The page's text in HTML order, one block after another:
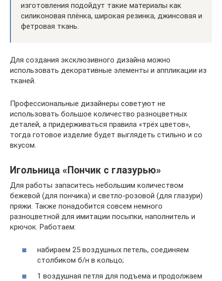
изготовления подойдут такие материалы как
силиконовая плёнка, широкая резинка, джинсовая и
фетровая ткань.
Для создания эксклюзивного дизайна можно
использовать декоративные элементы и аппликации из
тканей.
Профессиональные дизайнеры советуют не
использовать большое количество разноцветных
деталей, а придерживаться правила «трёх цветов»,
тогда готовое изделие будет выглядеть стильно и со
вкусом.
Игольница «Пончик с глазурью»
Для работы запаситесь небольшим количеством
бежевой (для пончика) и светло-розовой (для глазури)
пряжи. Также понадобится совсем немного
разноцветной для имитации посыпки, наполнитель и
крючок. Работаем:
набираем 25 воздушных петель, соединяем
столбиком б/н в кольцо;
1 воздушная петля для подъема и продолжаем